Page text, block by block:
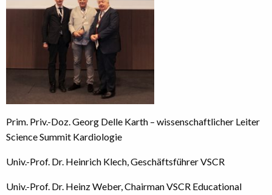
Prim. Priv.-Doz. Georg Delle Karth – wissenschaftlicher Leiter
Science Summit Kardiologie
Univ.-Prof. Dr. Heinrich Klech, Geschäftsführer VSCR
Univ.-Prof. Dr. Heinz Weber, Chairman VSCR Educational